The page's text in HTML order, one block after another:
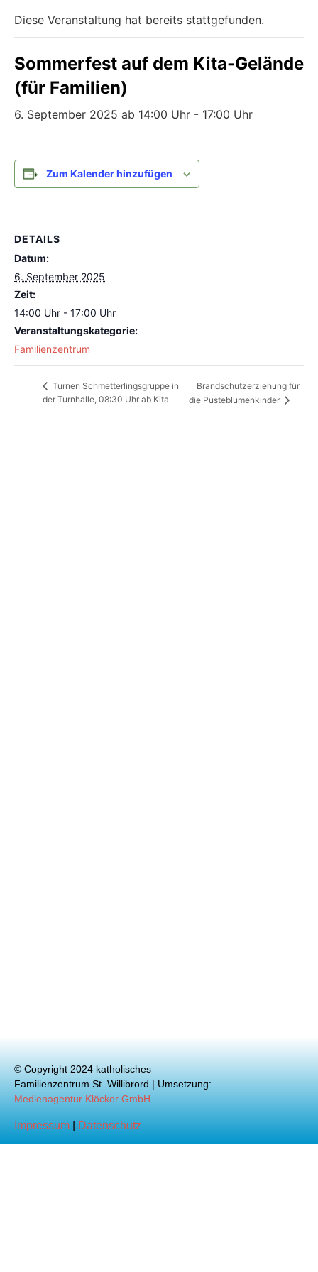
Diese Veranstaltung hat bereits stattgefunden.
Sommerfest auf dem Kita-Gelände
(für Familien)
6. September 2025 ab 14:00 Uhr - 17:00 Uhr
Zum Kalender hinzufügen
DETAILS
Datum:
6. September 2025
Zeit:
14:00 Uhr - 17:00 Uhr
Veranstaltungskategorie:
Familienzentrum
Turnen Schmetterlingsgruppe in
der Turnhalle, 08:30 Uhr ab Kita
Brandschutzerziehung für
die Pusteblumenkinder
© Copyright 2024 katholisches
Familienzentrum St. Willibrord | Umsetzung:
Medienagentur Klöcker GmbH
Impressum Datenschutz